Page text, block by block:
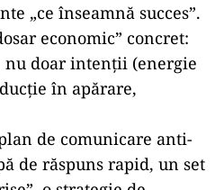
„ce înseamnă succes”.
economic” concret:
nu doar intenții (energie
în apărare,
de comunicare anti-
de răspuns rapid, un set